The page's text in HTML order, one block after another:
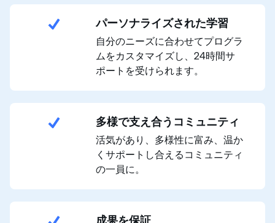
パーソナライズされた学習
自分のニーズに合わせてプログラ
ムをカスタマイズし、24時間サ
ポートを受けられます。
多様で支え合うコミュニティ
活気があり、多様性に富み、温か
くサポートし合えるコミュニティ
の一員に。